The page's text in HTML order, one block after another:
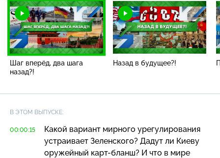
Шаг вперёд, два шага
назад?!
Назад в будущее?!
В ЭТОМ ВЫПУСКЕ:
00:00:15
Какой вариант мирного урегулирования
устраивает Зеленского? Дадут ли Киеву
оружейный карт-бланш? И что в мире